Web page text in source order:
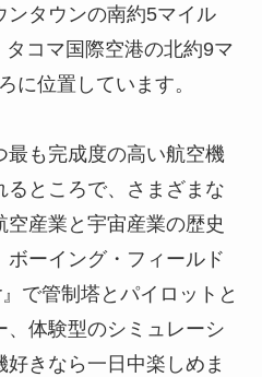
ンタウンの南約5マイル
タコマ国際空港の北約9マ
に位置しています。
最も完成度の高い航空機
ところで、さまざまな
産業と宇宙産業の歴史
ボーイング・フィールド
で管制塔とパイロットと
体験型のシミュレーシ
好きなら一日中楽しめま